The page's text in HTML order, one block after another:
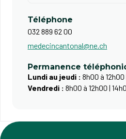
Téléphone
032 889 62 00
medecincantonal@ne.ch
Permanence
Lundi au jeudi : 8h00 à 12h00
Vendredi : 8h00 à 12h00 |